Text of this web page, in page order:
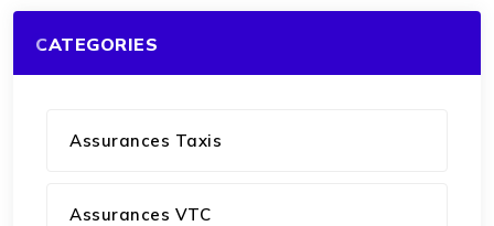
CATEGORIES
Assurances Taxis
Assurances VTC